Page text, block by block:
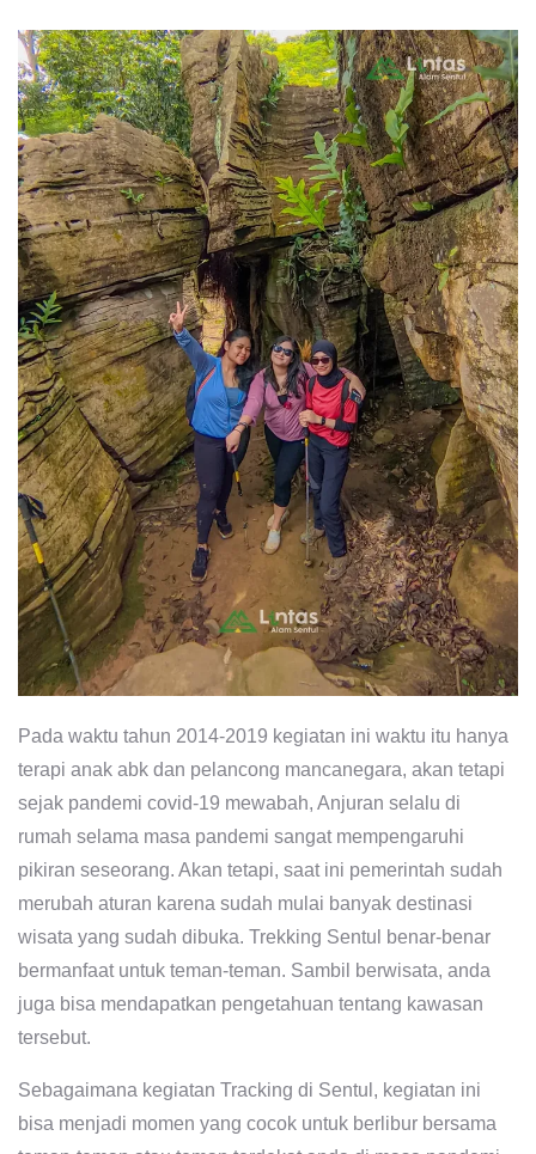
Pada waktu tahun 2014-2019 kegiatan ini waktu itu hanya
terapi anak abk dan pelancong mancanegara, akan tetapi
sejak pandemi covid-19 mewabah, Anjuran selalu di
rumah selama masa pandemi sangat mempengaruhi
pikiran seseorang. Akan tetapi, saat ini pemerintah sudah
merubah aturan karena sudah mulai banyak destinasi
wisata yang sudah dibuka. Trekking Sentul benar-benar
bermanfaat untuk teman-teman. Sambil berwisata, anda
juga bisa mendapatkan pengetahuan tentang kawasan
tersebut.
Sebagaimana kegiatan Tracking di Sentul, kegiatan ini
bisa menjadi momen yang cocok untuk berlibur bersama